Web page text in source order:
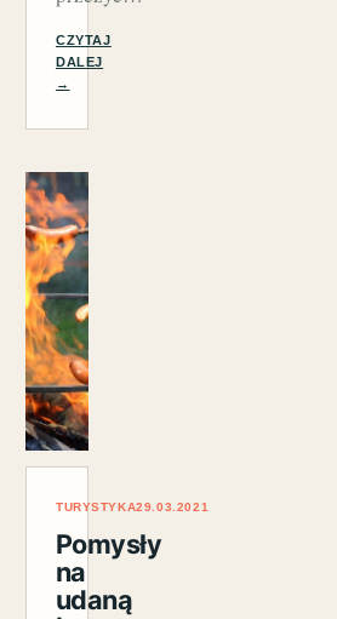
CZYTAJ
DALEJ
→
TURYSTYKA29.03.2021
Pomysły
na
udaną